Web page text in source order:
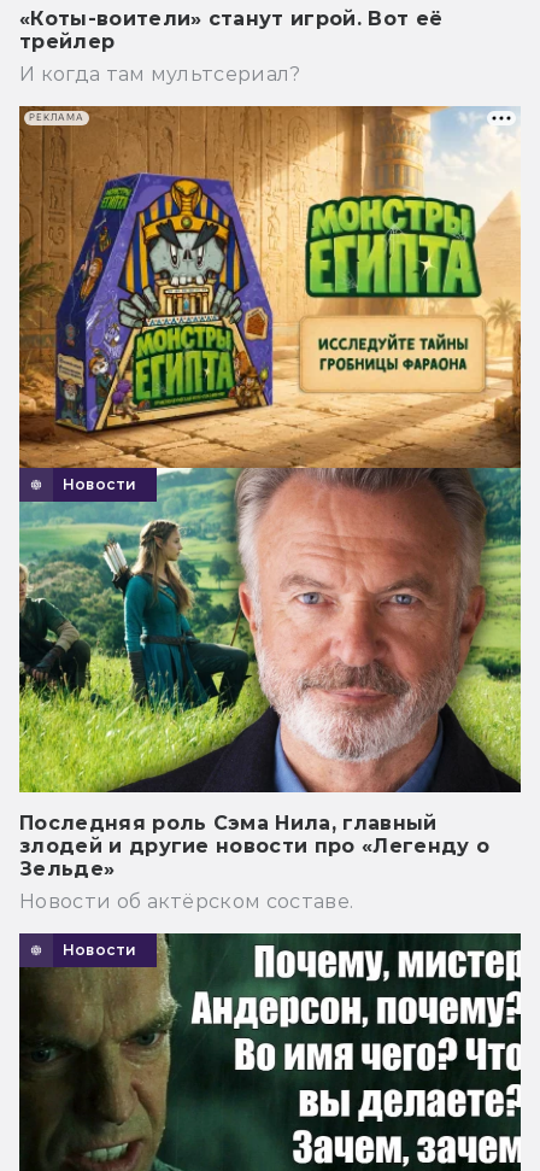
«Коты-воители» станут игрой. Вот её
трейлер
И когда там мультсериал?
Новости
Последняя роль Сэма Нила, главный
злодей и другие новости про «Легенду о
Зельде»
Новости об актёрском составе.
Новости
РЕКЛАМА